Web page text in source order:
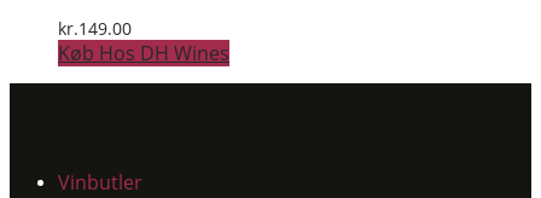
kr.149.00
Køb Hos DH Wines
Vinbutler